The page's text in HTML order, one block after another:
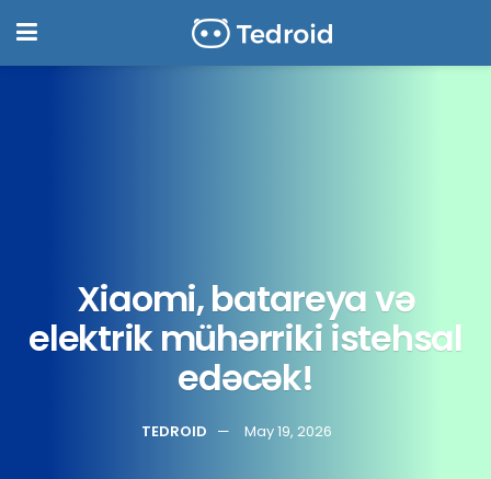
Xiaomi, batareya və
elektrik mühərriki istehsal
edəcək!
TEDROID May 19, 2026